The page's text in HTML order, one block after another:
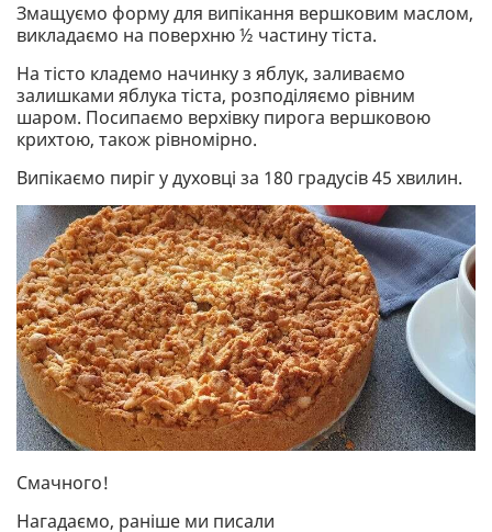
Змащуємо форму для випікання вершковим маслом,
викладаємо на поверхню ½ частину тіста.
На тісто кладемо начинку з яблук, заливаємо
залишками яблука тіста, розподіляємо рівним
шаром. Посипаємо верхівку пирога вершковою
крихтою, також рівномірно.
Випікаємо пиріг у духовці за 180 градусів 45 хвилин.
Смачного!
Нагадаємо, раніше ми писали